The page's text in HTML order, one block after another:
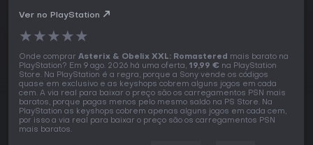
Ver no PlayStation
★★★★★
Onde comprar Asterix & Obelix XXL: Romastered mais barato na
PlayStation? Em 9 ago. 2026 há uma oferta, 19,99 € na PlayStation
Store. Na PlayStation é a regra, porque a Sony vende os códigos
quase em exclusivo e as keyshops cobrem alguns jogos em cada
cem. A via real para baixar o preço são os carregamentos PSN mais
baratos, porque pagas menos pelo mesmo saldo na PS Store. Na
PlayStation as keyshops cobrem apenas alguns jogos em cada cem,
por isso a via real para baixar o preço são os carregamentos PSN
mais baratos.